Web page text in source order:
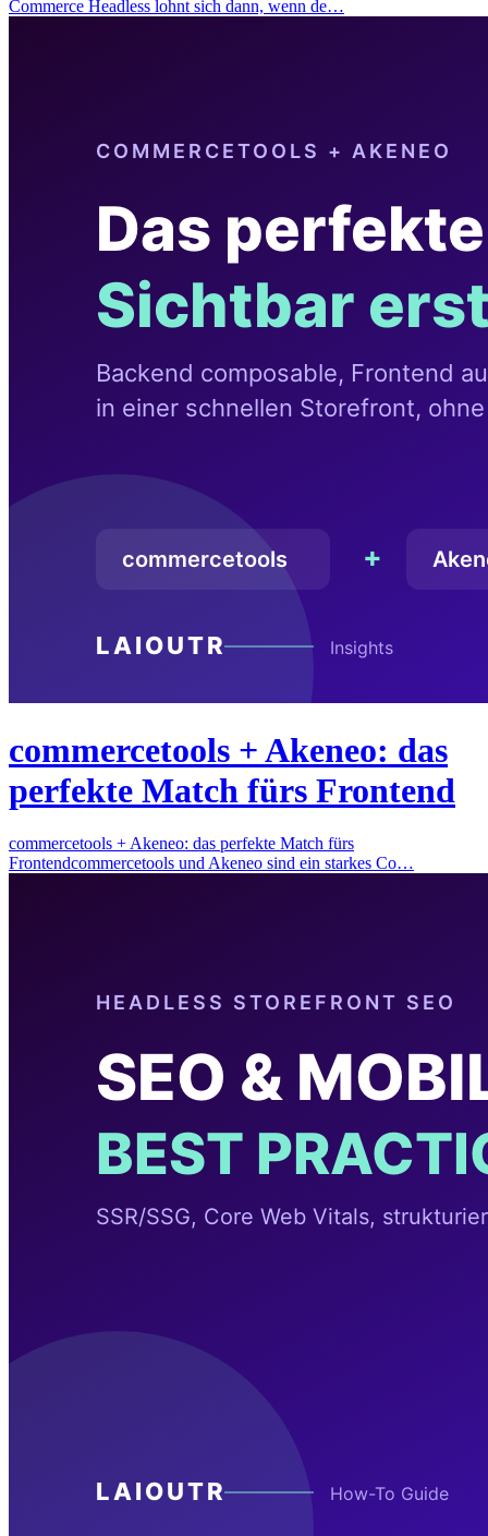
Commerce Headless lohnt sich dann, wenn de…
commercetools + Akeneo: das
perfekte Match fürs Frontend
commercetools + Akeneo: das perfekte Match fürs
Frontendcommercetools und Akeneo sind ein starkes Co…